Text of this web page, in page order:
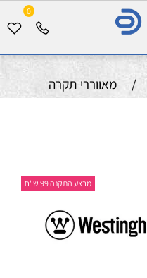
0
/ מאווררי תקרה
מבצע התקנה 99 ש"ח